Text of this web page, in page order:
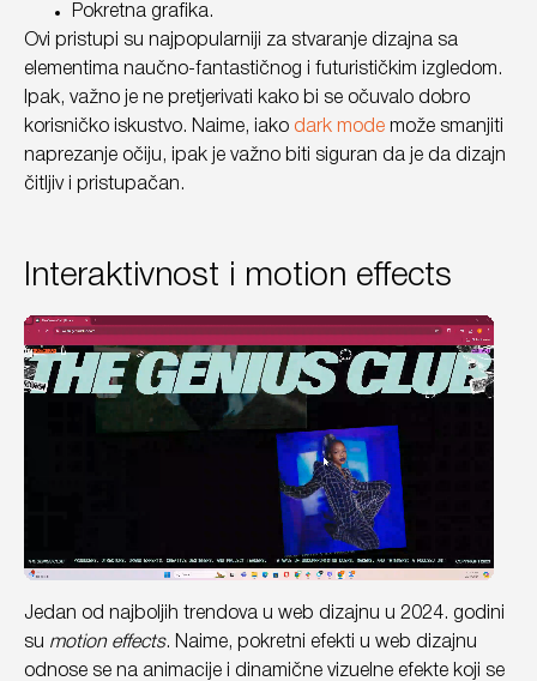
Pokretna grafika.
Ovi pristupi su najpopularniji za stvaranje dizajna sa
elementima naučno-fantastičnog i futurističkim izgledom.
Ipak, važno je ne pretjerivati kako bi se očuvalo dobro
korisničko iskustvo. Naime, iako dark mode može smanjiti
naprezanje očiju, ipak je važno biti siguran da je da dizajn
čitljiv i pristupačan.
Interaktivnost i motion effects
Jedan od najboljih trendova u web dizajnu u 2024. godini
su motion effects. Naime, pokretni efekti u web dizajnu
odnose se na animacije i dinamične vizuelne efekte koji se